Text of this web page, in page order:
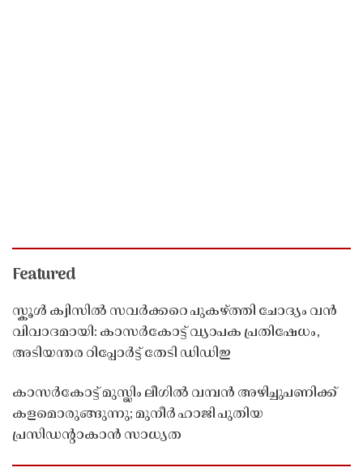
Featured
സ്കൂൾ ക്വിസിൽ സവർക്കറെ പുകഴ്ത്തി ചോദ്യം വൻ
വിവാദമായി: കാസർകോട്ട് വ്യാപക പ്രതിഷേധം,
അടിയന്തര റിപ്പോർട്ട് തേടി ഡിഡിഇ
കാസർകോട്ട് മുസ്ലിം ലീഗിൽ വമ്പൻ അഴിച്ചുപണിക്ക്
കളമൊരുങ്ങുന്നു; മുനീർ ഹാജി പുതിയ
പ്രസിഡൻ്റാകാൻ സാധ്യത